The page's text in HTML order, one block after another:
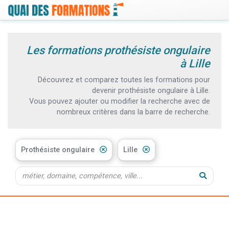
Les formations prothésiste ongulaire
à Lille
Découvrez et comparez toutes les formations pour
devenir prothésiste ongulaire à Lille.
Vous pouvez ajouter ou modifier la recherche avec de
nombreux critères dans la barre de recherche.
Prothésiste ongulaire Lille